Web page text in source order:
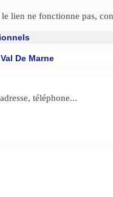
le lien ne fonctionne pas,
De Marne
téléphone...